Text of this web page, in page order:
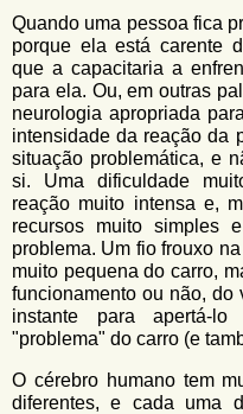
Quando uma pessoa fica
porque ela está carente
que a capacitaria a
para ela. Ou, em outras
neurologia apropriada
intensidade da reação da
situação problemática, e
si. Uma dificuldade
reação muito intensa e,
recursos muito simples
problema. Um fio frouxo
muito pequena do carro,
funcionamento ou não,
instante para apertá-
"problema" do carro (e
O cérebro humano tem
diferentes, e cada uma